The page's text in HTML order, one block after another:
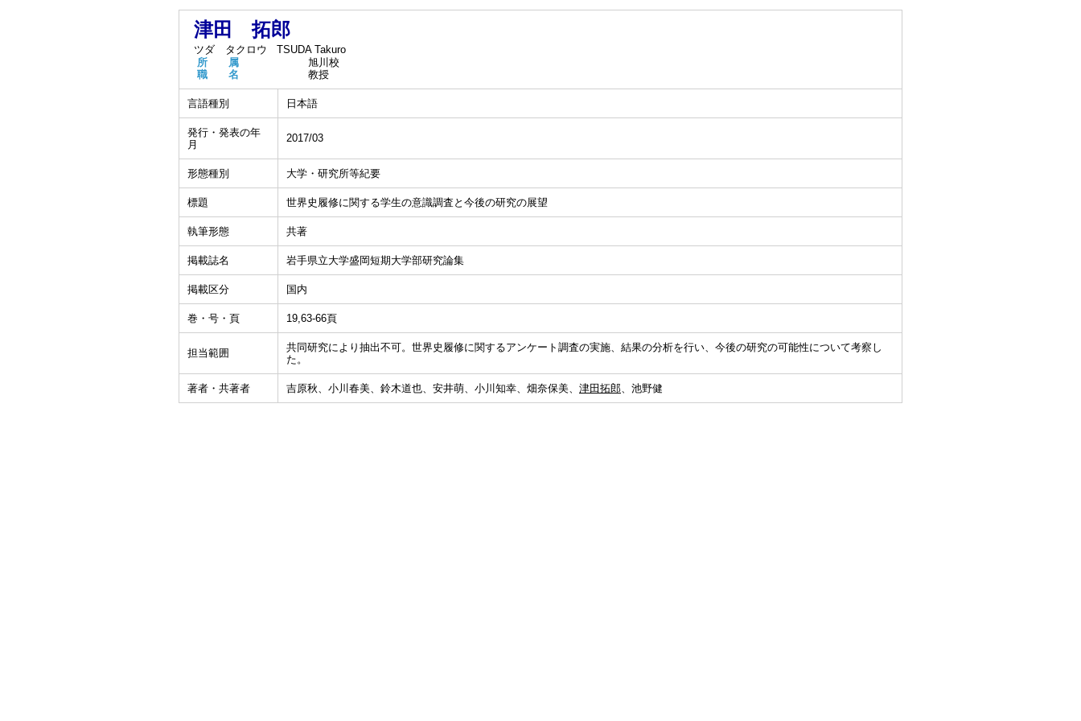
津田 拓郎
ツダ タクロウ
TSUDA Takuro
所 属
旭川校
職 名
教授
言語種別 日本語
発行・発表の年
月
2017/03
形態種別 大学・研究所等紀要
標題 世界史履修に関する学生の意識調査と今後の研究の展望
執筆形態 共著
掲載誌名 岩手県立大学盛岡短期大学部研究論集
掲載区分 国内
巻・号・頁 19,63-66頁
担当範囲
共同研究により抽出不可。世界史履修に関するアンケート調査の実施、結果の分析を行い、今後の研究の可能性について考察し
た。
著者・共著者 吉原秋、小川春美、鈴木道也、安井萌、小川知幸、畑奈保美、 津田拓郎、池野健